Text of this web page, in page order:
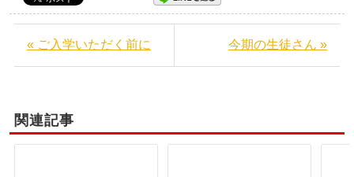
« ご入学いただく前に 今期の生徒さん »
関連記事